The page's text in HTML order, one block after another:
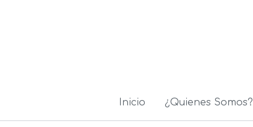
Inicio ¿Quienes Somos?